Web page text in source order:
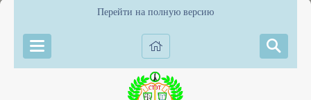
Перейти на полную версию